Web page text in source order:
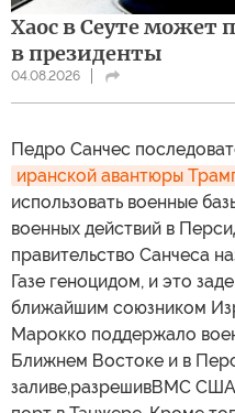
Хаос в Сеуте может
в президенты
04.08.2026
Педро Санчес
иранской авантюры
использовать военные
военных действий в
правительство Санчеса
Газе геноцидом, и это
ближайшим союзником
Марокко поддержало
Ближнем Востоке и в
заливе,разрешивВМС США